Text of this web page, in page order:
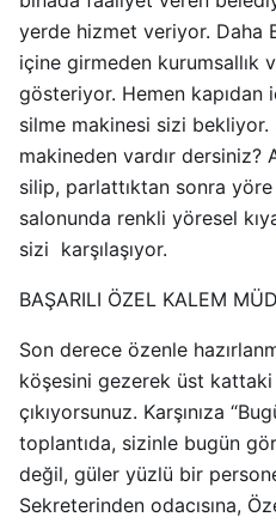
yerde hizmet veriyor. Daha
içine girmeden kurumsallık
gösteriyor. Hemen kapıdan
silme makinesi sizi
makineden vardır dersiniz?
silip, parlattıktan sonra
salonunda renkli yöresel
sizi karşılaşıyor.
BAŞARILI ÖZEL KALEM
Son derece özenle
köşesini gezerek üst kattaki
çıkıyorsunuz. Karşınıza
toplantıda, sizinle bugün
değil, güler yüzlü bir
Sekreterinden odacısına,